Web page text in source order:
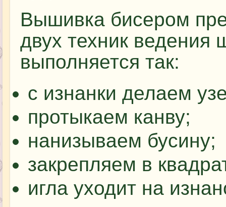
Вышивка бисером
двух техник
выполняется так:
с изнанки делаем
протыкаем канву;
нанизываем бусину;
закрепляем в
игла уходит на